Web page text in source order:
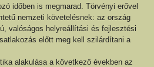
időben is megmarad. Törvényi erővel
nemzeti követelésnek: az ország
valóságos helyreállítási és fejlesztési
előtt meg kell szilárdítani a
alakulása a következő években az